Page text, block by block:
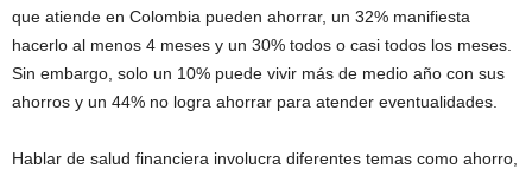
que atiende en Colombia pueden ahorrar, un 32% manifiesta
hacerlo al menos 4 meses y un 30% todos o casi todos los meses.
Sin embargo, solo un 10% puede vivir más de medio año con sus
ahorros y un 44% no logra ahorrar para atender eventualidades.
Hablar de salud financiera involucra diferentes temas como ahorro,